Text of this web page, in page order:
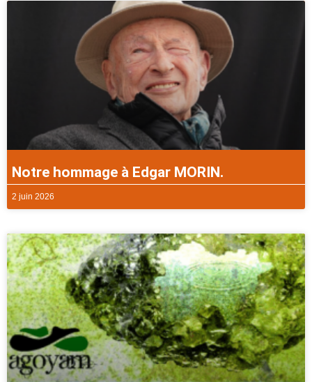
Notre hommage à Edgar MORIN.
2 juin 2026